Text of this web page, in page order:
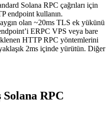
Solana RPC çağrıları için
endpoint kullanın.
olan ~20ms TLS ek yükünü
ERPC VPS veya bare
HTTP RPC yöntemlerini
2ms içinde yürütün. Diğer
RPC